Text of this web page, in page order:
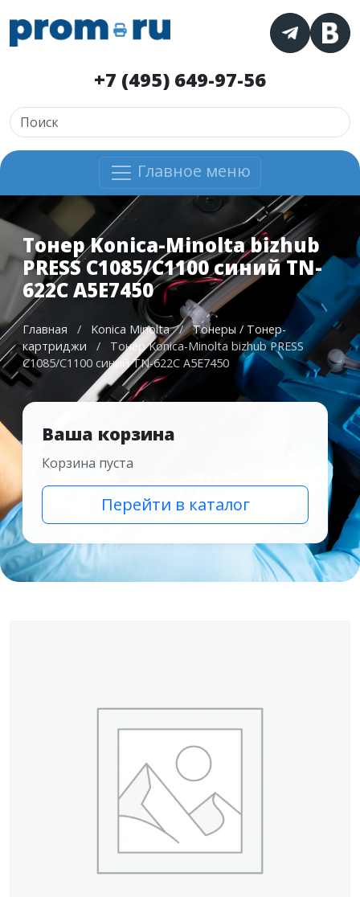
+7 (495) 649-97-56
Главное меню
Тонер Konica-Minolta bizhub
PRESS C1085/C1100 синий TN-
622C A5E7450
Главная / Konica Minolta /
Тонеры / Тонер-
картриджи
/
Тонер Konica-Minolta bizhub PRESS
C1085/C1100 синий TN-622C A5E7450
Ваша корзина
Корзина пуста
Перейти в каталог